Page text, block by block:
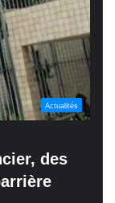
Actualités
des